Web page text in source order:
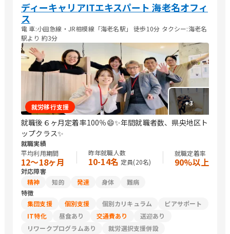
ディーキャリアITエキスパート 海老名オフィ
ス
電 車:小田急線・JR相模線「海老名駅」 徒歩10分 タクシー:海老名
駅より 約3分
+3
就労移行支援
就職後６ヶ月定着率100％😄✨年間就職者数、県央地区ト
ップクラス✨
就職実績
平均利用期間
12〜18ヶ月
昨年就職人数
10-14名 定員(20名)
就職定着率
90%以上
対応障害
精神
知的 発達 身体
難病
特徴
集団支援
個別支援 個別カリキュラム
ピアサポート
IT特化
昼食あり 交通費あり
送迎あり
リワークプログラムあり
就労選択支援併設